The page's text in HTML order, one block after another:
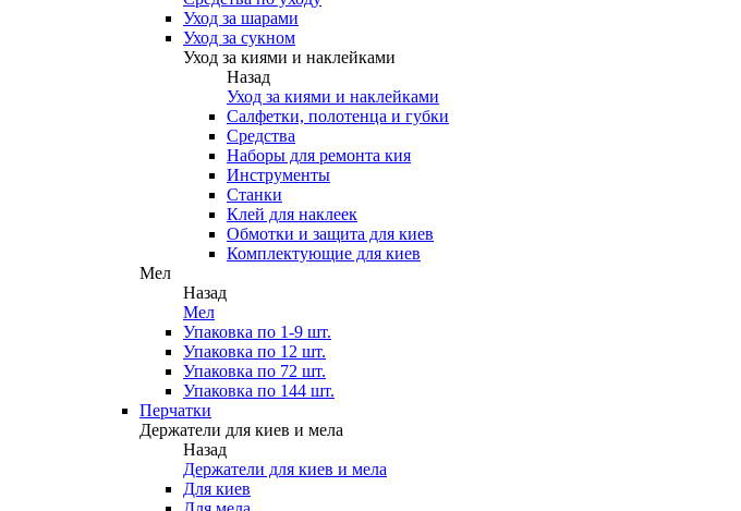
Уход за шарами
Уход за сукном
Уход за киями и наклейками
Назад
Уход за киями и наклейками
Салфетки, полотенца и губки
Средства
Наборы для ремонта кия
Инструменты
Станки
Клей для наклеек
Обмотки и защита для киев
Комплектующие для киев
Мел
Назад
Мел
Упаковка по 1-9 шт.
Упаковка по 12 шт.
Упаковка по 72 шт.
Упаковка по 144 шт.
Перчатки
Держатели для киев и мела
Назад
Держатели для киев и мела
Для киев